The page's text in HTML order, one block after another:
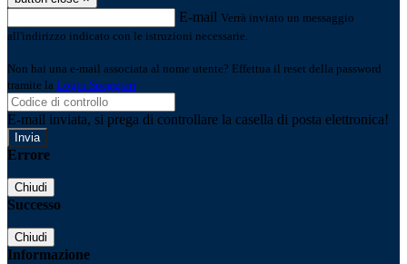
E-mail Verrà inviato un messaggio
all'indirizzo indicato con le istruzioni necessarie.
Non hai una e-mail associata al nome utente? Effettua il reset della password
tramite la Login Spaggiari
E-mail inviata, si prega di controllare la casella di posta elettronica!
Errore
Chiudi
Successo
Chiudi
Informazione